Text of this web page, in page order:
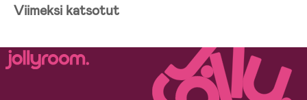
Viimeksi katsotut